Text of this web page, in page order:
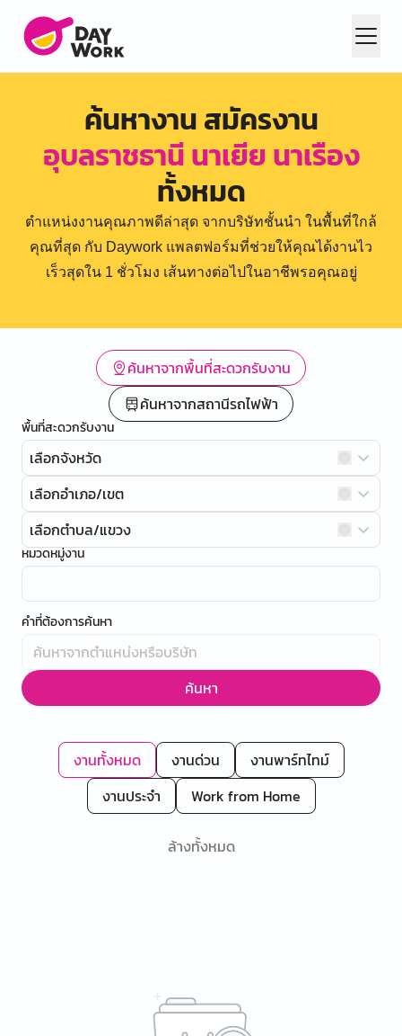
ค้นหางาน สมัครงาน
อุบลราชธานี นาเยีย นาเรือง
ทั้งหมด
ตำแหน่งงานคุณภาพดีล่าสุด จากบริษัทชั้นนำ ในพื้นที่ใกล้
คุณที่สุด กับ Daywork แพลตฟอร์มที่ช่วยให้คุณได้งานไว
เร็วสุดใน 1 ชั่วโมง เส้นทางต่อไปในอาชีพรอคุณอยู่
ค้นหาจากพื้นที่สะดวกรับงาน
ค้นหาจากสถานีรถไฟฟ้า
พื้นที่สะดวกรับงาน
เลือกจังหวัด
เลือกอำเภอ/เขต
เลือกตำบล/แขวง
หมวดหมู่งาน
คำที่ต้องการค้นหา
ค้นหา
งานทั้งหมด งานด่วน
งานพาร์ทไทม์
งานประจำ
Work from Home
ล้างทั้งหมด